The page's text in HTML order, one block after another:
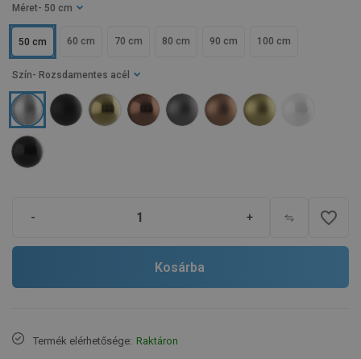
Méret - 50 cm
50 cm 60 cm 70 cm 80 cm 90 cm 100 cm
Szín - Rozsdamentes acél
- + favorite_border
Kosárba
Termék elérhetősége: Raktáron